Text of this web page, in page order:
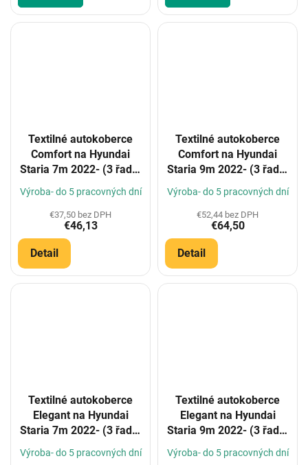
Textilné autokoberce
Comfort na Hyundai
Staria 7m 2022- (3 řady)
(Konfigurátor)
Výroba- do 5 pracovných dní
€37,50 bez DPH
€46,13
Detail
Textilné autokoberce
Comfort na Hyundai
Staria 9m 2022- (3 řady)
(Konfigurátor)
Výroba- do 5 pracovných dní
€52,44 bez DPH
€64,50
Detail
Textilné autokoberce
Elegant na Hyundai
Staria 7m 2022- (3 řady)
(Konfigurátor)
Výroba- do 5 pracovných dní
Textilné autokoberce
Elegant na Hyundai
Staria 9m 2022- (3 řady)
(Konfigurátor)
Výroba- do 5 pracovných dní